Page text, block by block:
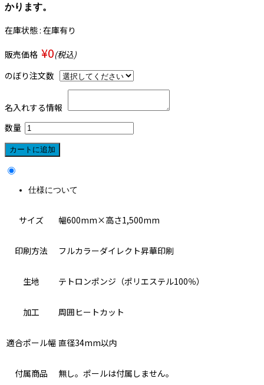
かります。
在庫状態 : 在庫有り
販売価格 ¥0(税込)
のぼり注文数
名入れする情報
数量
仕様について
サイズ 幅600mm×高さ1,500mm
印刷方法 フルカラーダイレクト昇華印刷
生地 テトロンポンジ（ポリエステル100％）
加工 周囲ヒートカット
適合ポール幅 直径34mm以内
付属商品 無し。ポールは付属しません。